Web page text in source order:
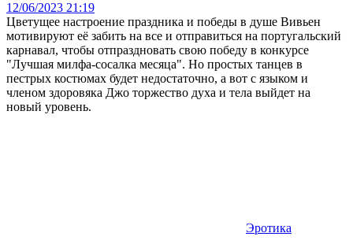
12/06/2023 21:19
Цветущее настроение праздника и победы в душе Вивьен
мотивируют её забить на все и отправиться на португальский
карнавал, чтобы отпраздновать свою победу в конкурсе
"Лучшая милфа-сосалка месяца". Но простых танцев в
пестрых костюмах будет недостаточно, а вот с языком и
членом здоровяка Джо торжество духа и тела выйдет на
новый уровень.
Эротика